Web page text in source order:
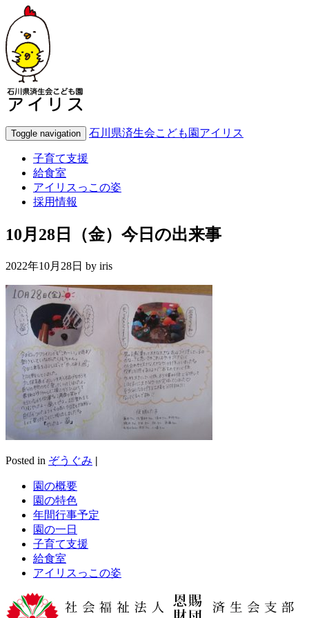
Toggle navigation 石川県済生会こども園アイリス
子育て支援
給食室
アイリスっこの姿
採用情報
10月28日（金）今日の出来事
2022年10月28日 by iris
Posted in ぞうぐみ |
園の概要
園の特色
年間行事予定
園の一日
子育て支援
給食室
アイリスっこの姿